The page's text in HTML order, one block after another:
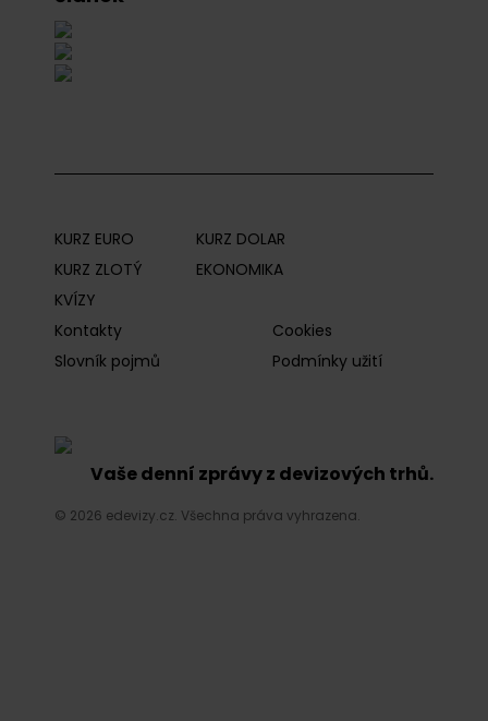
KURZ EURO
KURZ DOLAR
KURZ ZLOTÝ
EKONOMIKA
KVÍZY
Kontakty
Cookies
Slovník pojmů
Podmínky užití
Vaše denní zprávy z devizových trhů.
© 2026 edevizy.cz. Všechna práva vyhrazena.